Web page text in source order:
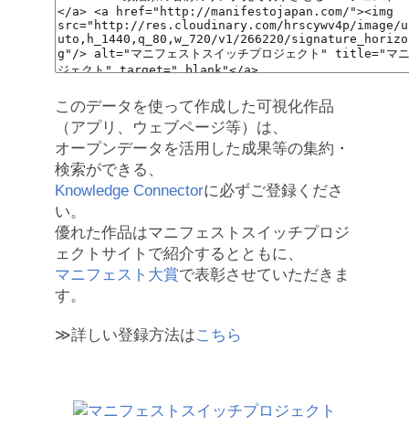
このデータを使って作成した可視化作品
（アプリ、ウェブページ等）は、
オープンデータを活用した成果等の集約・
検索ができる、
Knowledge Connectorに必ずご登録くださ
い。
優れた作品はマニフェストスイッチプロジ
ェクトサイトで紹介するとともに、
マニフェスト大賞で表彰させていただきま
す。
≫詳しい登録方法はこちら